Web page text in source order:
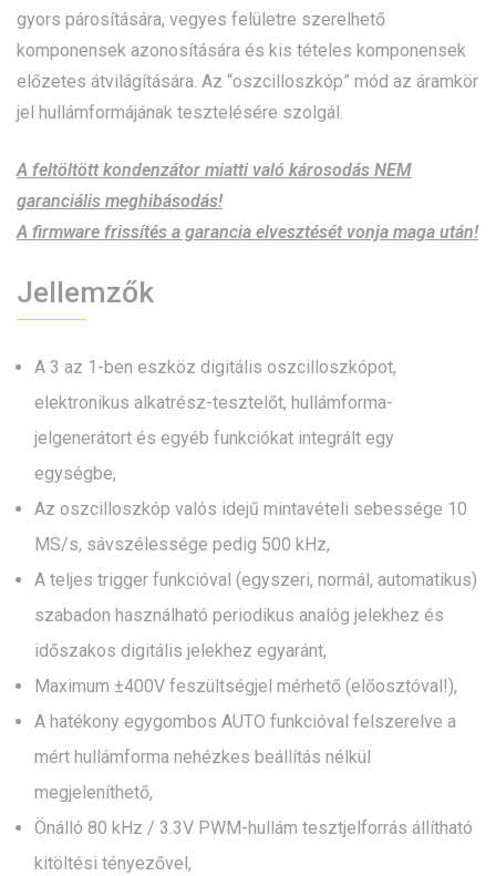
gyors párosítására, vegyes felületre szerelhető
komponensek azonosítására és kis tételes komponensek
előzetes átvilágítására. Az “oszcilloszkóp” mód az áramkör
jel hullámformájának tesztelésére szolgál.
A feltöltött kondenzátor miatti való károsodás NEM
garanciális meghibásodás!
A firmware frissítés a garancia elvesztését vonja maga után!
Jellemzők
A 3 az 1-ben eszköz digitális oszcilloszkópot,
elektronikus alkatrész-tesztelőt, hullámforma-
jelgenerátort és egyéb funkciókat integrált egy
egységbe,
Az oszcilloszkóp valós idejű mintavételi sebessége 10
MS/s, sávszélessége pedig 500 kHz,
A teljes trigger funkcióval (egyszeri, normál, automatikus)
szabadon használható periodikus analóg jelekhez és
időszakos digitális jelekhez egyaránt,
Maximum ±400V feszültségjel mérhető (előosztóval!),
A hatékony egygombos AUTO funkcióval felszerelve a
mért hullámforma nehézkes beállítás nélkül
megjeleníthető,
Önálló 80 kHz / 3.3V PWM-hullám tesztjelforrás állítható
kitöltési tényezővel,